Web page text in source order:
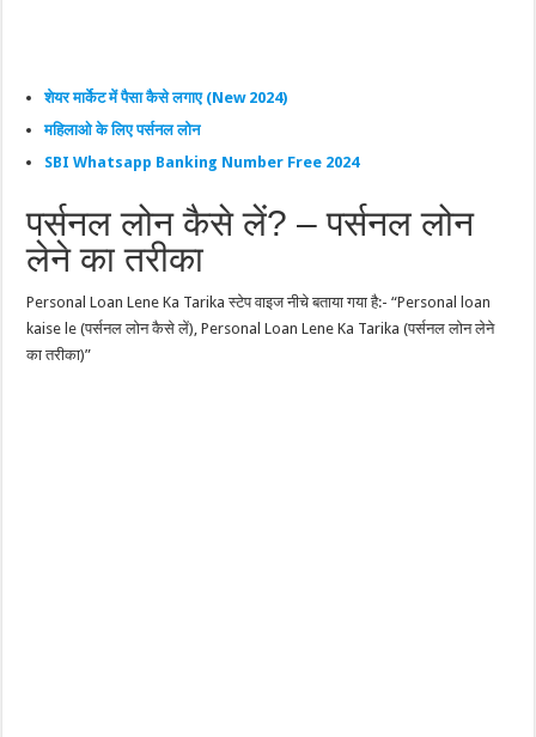
शेयर मार्केट में पैसा कैसे लगाए (New 2024)
महिलाओ के लिए पर्सनल लोन
SBI Whatsapp Banking Number Free 2024
पर्सनल लोन कैसे लें? – पर्सनल लोन
लेने का तरीका
Personal Loan Lene Ka Tarika स्टेप वाइज नीचे बताया गया है:- “Personal loan
kaise le (पर्सनल लोन कैसे लें), Personal Loan Lene Ka Tarika (पर्सनल लोन लेने
का तरीका)”